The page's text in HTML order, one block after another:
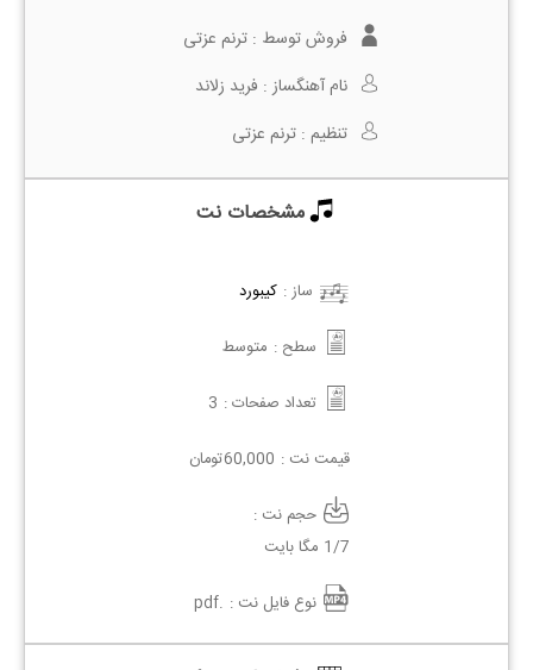
فروش توسط : ترنم عزتی
نام آهنگساز : فرید زلاند
تنظیم : ترنم عزتی
مشخصات نت
ساز : کیبورد
سطح : متوسط
تعداد صفحات : 3
قیمت نت : 60,000تومان
حجم نت :
1/7 مگا بایت
نوع فایل نت : .pdf